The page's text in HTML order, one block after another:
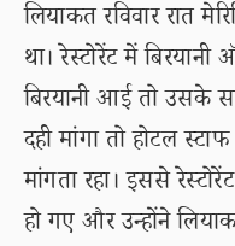
लियाकत रविवार रात
था। रेस्टोरेंट में
बिरयानी आई तो उसके
दही मांगा तो होटल
मांगता रहा। इससे
हो गए और उन्होंने